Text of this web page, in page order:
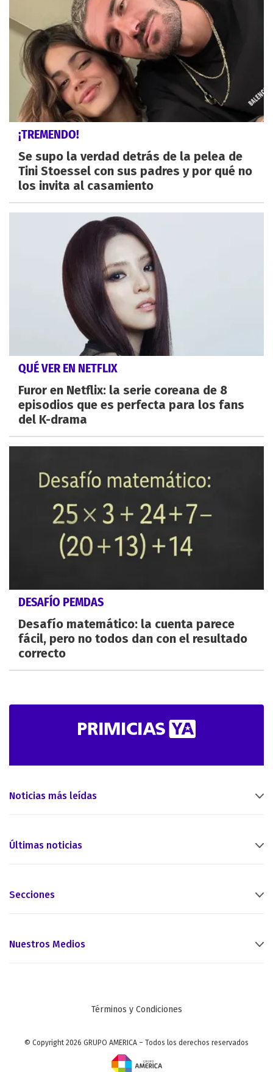
¡TREMENDO!
Se supo la verdad detrás de la pelea de
Tini Stoessel con sus padres y por qué no
los invita al casamiento
QUÉ VER EN NETFLIX
Furor en Netflix: la serie coreana de 8
episodios que es perfecta para los fans
del K-drama
DESAFÍO PEMDAS
Desafío matemático: la cuenta parece
fácil, pero no todos dan con el resultado
correcto
Noticias más leídas
Últimas noticias
Secciones
Nuestros Medios
Términos y Condiciones
© Copyright 2026 GRUPO AMERICA – Todos los derechos reservados